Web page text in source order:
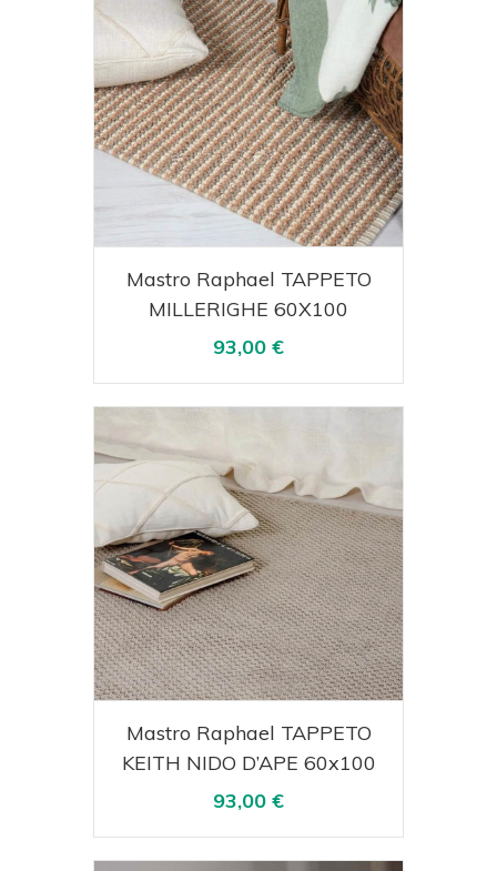
Acquista Visualizza
Mastro Raphael TAPPETO
MILLERIGHE 60X100
93,00 €
Acquista Visualizza
Mastro Raphael TAPPETO
KEITH NIDO D’APE 60x100
93,00 €